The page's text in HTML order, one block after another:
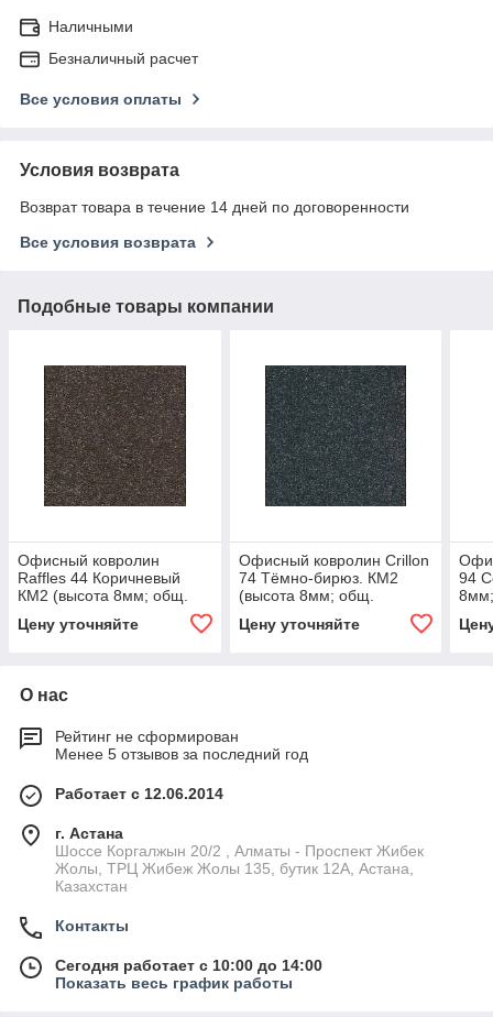
Наличными
Безналичный расчет
Все условия оплаты
Условия возврата
Возврат товара в течение 14 дней по договоренности
Все условия возврата
Подобные товары компании
Офисный ковролин
Raffles 44 Коричневый
КМ2 (высота 8мм; общ.
толщ.10,5 мм) ширина 4,0
м
Цену уточняйте
Офисный ковролин Crillon
74 Тёмно-бирюз. КМ2
(высота 8мм; общ.
толщ.10,5 мм) ширина 4,0
м
Цену уточняйте
94
О нас
Рейтинг не сформирован
Менее 5 отзывов за последний год
Работает с 12.06.2014
г. Астана
Шоссе Коргалжын 20/2 , Алматы - Проспект Жибек
Жолы, ТРЦ Жибеж Жолы 135, бутик 12А, Астана,
Казахстан
Контакты
Сегодня работает с 10:00 до 14:00
Показать весь график работы